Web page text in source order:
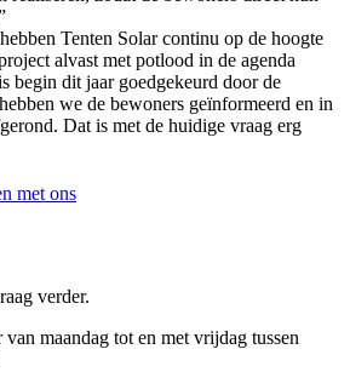
Tenten Solar continu op de hoogte
alvast met potlood in de agenda
begin dit jaar goedgekeurd door de
we de bewoners geïnformeerd en in
Dat is met de huidige vraag erg
met ons
verder.
maandag tot en met vrijdag tussen